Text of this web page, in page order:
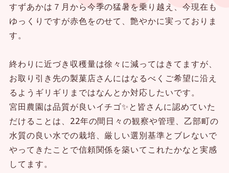
すずあかは７月から今季の猛暑を乗り越え、今現在も
ゆっくりですが赤色をのせて、艶やかに実っておりま
す。
終わりに近づき収穫量は徐々に減ってはきてますが、
お取り引き先の製菓店さんにはなるべくご希望に沿え
るようギリギリまではなんとか対応したいです。
宮田農園は品質が良いイチゴ✨と皆さんに認めていた
だけることは、22年の間日々の観察や管理、乙部町の
水質の良い水での栽培、厳しい選別基準とブレないで
やってきたことで信頼関係を築いてこれたかなと実感
してます。